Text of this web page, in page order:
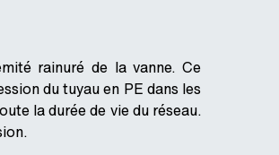
rainuré de la vanne. Ce
du tuyau en PE dans les
la durée de vie du réseau.